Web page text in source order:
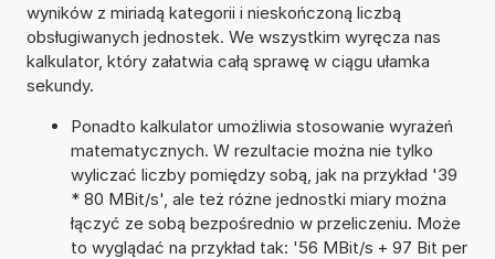
wyników z miriadą kategorii i nieskończoną liczbą
obsługiwanych jednostek. We wszystkim wyręcza nas
kalkulator, który załatwia całą sprawę w ciągu ułamka
sekundy.
Ponadto kalkulator umożliwia stosowanie wyrażeń
matematycznych. W rezultacie można nie tylko
wyliczać liczby pomiędzy sobą, jak na przykład '39
* 80 MBit/s', ale też różne jednostki miary można
łączyć ze sobą bezpośrednio w przeliczeniu. Może
to wyglądać na przykład tak: '56 MBit/s + 97 Bit per